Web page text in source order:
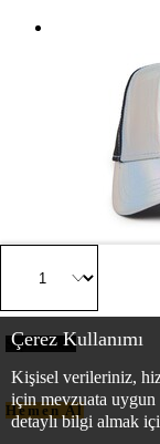
Çerez Kullanımı
Kişisel verileriniz,
için mevzuata
detaylı bilgi almak
Sepete Ekle
Hemen Al
KURUMSAL
Hat
E-BÜLTEN